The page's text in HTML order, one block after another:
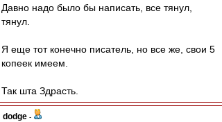
Давно надо было бы написать, все тянул,
тянул.
Я еще тот конечно писатель, но все же, свои 5
копеек имеем.
Так шта Здрасть.
dodge -